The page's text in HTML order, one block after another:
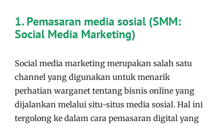
1. Pemasaran media sosial (SMM:
Social Media Marketing)
Social media marketing merupakan salah satu
channel yang digunakan untuk menarik
perhatian warganet tentang bisnis online yang
dijalankan melalui situ-situs media sosial. Hal ini
tergolong ke dalam cara pemasaran digital yang